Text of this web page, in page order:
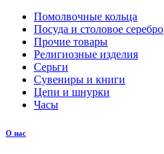
Помолвочные кольца
Посуда и столовое серебро
Прочие товары
Религиозные изделия
Серьги
Сувениры и книги
Цепи и шнурки
Часы
О нас